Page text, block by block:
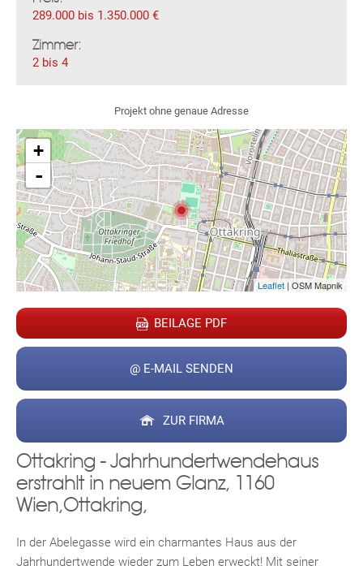
289.000 bis 1.350.000 €
Zimmer:
2 bis 4
Projekt ohne genaue Adresse
+
-
Leaflet | OSM Mapnik
BEILAGE PDF
@ E-MAIL SENDEN
ZUR FIRMA
Ottakring - Jahrhundertwendehaus
erstrahlt in neuem Glanz, 1160
Wien,Ottakring,
In der Abelegasse wird ein charmantes Haus aus der
Jahrhundertwende wieder zum Leben erweckt! Mit seiner